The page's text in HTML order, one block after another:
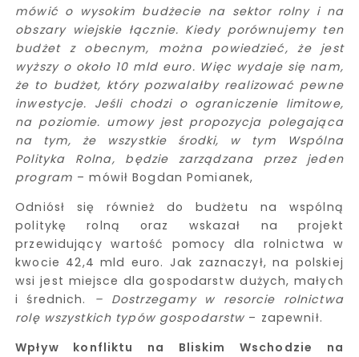
mówić o wysokim budżecie na sektor rolny i na
obszary wiejskie łącznie. Kiedy porównujemy ten
budżet z obecnym, można powiedzieć, że jest
wyższy o około 10 mld euro. Więc wydaje się nam,
że to budżet, który pozwalałby realizować pewne
inwestycje. Jeśli chodzi o ograniczenie limitowe,
na poziomie. umowy jest propozycja polegająca
na tym, że wszystkie środki, w tym Wspólna
Polityka Rolna, będzie zarządzana przez jeden
program – mówił Bogdan Pomianek,
Odniósł się również do budżetu na wspólną
politykę rolną oraz wskazał na projekt
przewidujący wartość pomocy dla rolnictwa w
kwocie 42,4 mld euro. Jak zaznaczył, na polskiej
wsi jest miejsce dla gospodarstw dużych, małych
i średnich.
– Dostrzegamy w resorcie rolnictwa
rolę wszystkich typów gospodarstw – zapewnił.
Wpływ konfliktu na Bliskim Wschodzie na